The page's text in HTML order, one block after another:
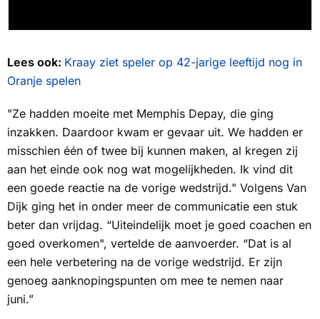
Lees ook: Kraay ziet speler op 42-jarige leeftijd nog in
Oranje spelen
"Ze hadden moeite met Memphis Depay, die ging
inzakken. Daardoor kwam er gevaar uit. We hadden er
misschien één of twee bij kunnen maken, al kregen zij
aan het einde ook nog wat mogelijkheden. Ik vind dit
een goede reactie na de vorige wedstrijd." Volgens Van
Dijk ging het in onder meer de communicatie een stuk
beter dan vrijdag. “Uiteindelijk moet je goed coachen en
goed overkomen", vertelde de aanvoerder. “Dat is al
een hele verbetering na de vorige wedstrijd. Er zijn
genoeg aanknopingspunten om mee te nemen naar
juni.”